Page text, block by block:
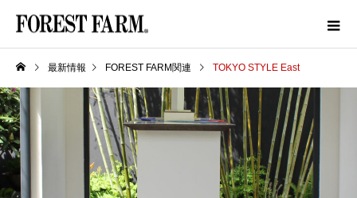
最新情報 FOREST FARM関連 TOKYO STYLE East